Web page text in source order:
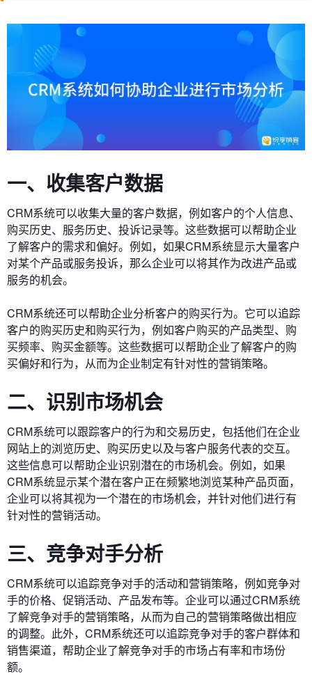
一、收集客户数据
CRM系统可以收集大量的客户数据，例如客户的个人信息、
购买历史、服务历史、投诉记录等。这些数据可以帮助企业
了解客户的需求和偏好。例如，如果CRM系统显示大量客户
对某个产品或服务投诉，那么企业可以将其作为改进产品或
服务的机会。
CRM系统还可以帮助企业分析客户的购买行为。它可以追踪
客户的购买历史和购买行为，例如客户购买的产品类型、购
买频率、购买金额等。这些数据可以帮助企业了解客户的购
买偏好和行为，从而为企业制定有针对性的营销策略。
二、识别市场机会
CRM系统可以跟踪客户的行为和交易历史，包括他们在企业
网站上的浏览历史、购买历史以及与客户服务代表的交互。
这些信息可以帮助企业识别潜在的市场机会。例如，如果
CRM系统显示某个潜在客户正在频繁地浏览某种产品页面，
企业可以将其视为一个潜在的市场机会，并针对他们进行有
针对性的营销活动。
三、竞争对手分析
CRM系统可以追踪竞争对手的活动和营销策略，例如竞争对
手的价格、促销活动、产品发布等。企业可以通过CRM系统
了解竞争对手的营销策略，从而为自己的营销策略做出相应
的调整。此外，CRM系统还可以追踪竞争对手的客户群体和
销售渠道，帮助企业了解竞争对手的市场占有率和市场份
额。